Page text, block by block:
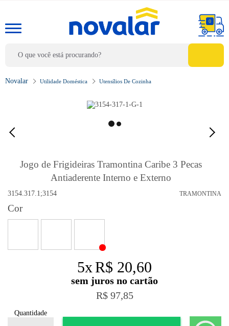
0
Utilidade Doméstica Utensílios De Cozinha
Jogo de Frigideiras Tramontina Caribe 3 Pecas
Antiaderente Interno e Externo
TRAMONTINA
3154.317.1;3154
Cor
5xR$ 20,60
R$ 97,85
Quantidade